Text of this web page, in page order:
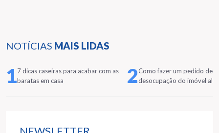
NOTÍCIAS MAIS LIDAS
17 dicas caseiras para acabar com as
baratas em casa
2Como fazer um pedido de
desocupação do imóvel